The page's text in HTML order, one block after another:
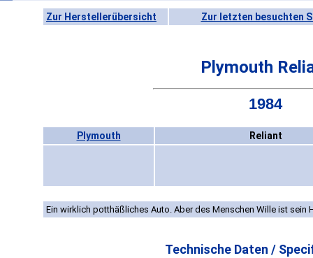
Zur Herstellerübersicht Zur letzten besuchten
Plymouth
1984
Plymouth Reliant
Ein wirklich potthäßliches Auto. Aber des Menschen Wille ist sein
Technische Daten /